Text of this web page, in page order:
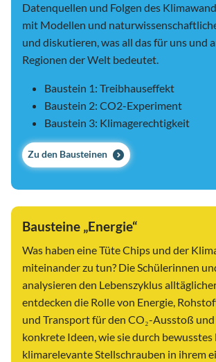
Datenquellen und Folgen des
mit Modellen und
und diskutieren, was all das für uns und
Regionen der Welt bedeutet.
Baustein 1: Treibhauseffekt
Baustein 2: CO2-Experiment
Baustein 3: Klimagerechtigkeit
Zu den Bausteinen
Bausteine „Energie“
Was haben eine Tüte Chips und der
miteinander zu tun? Die Schülerinnen
analysieren den Lebenszyklus
entdecken die Rolle von Energie,
und Transport für den CO₂-Ausstoß
konkrete Ideen, wie sie durch bewusstes
klimarelevante Stellschrauben in ihrem